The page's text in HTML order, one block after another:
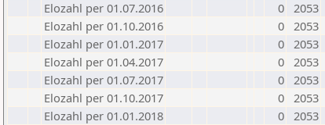
Elozahl per 01.07.2016
0 2053
Elozahl per 01.10.2016
0 2053
Elozahl per 01.01.2017
0 2053
Elozahl per 01.04.2017
0 2053
Elozahl per 01.07.2017
0 2053
Elozahl per 01.10.2017
0 2053
Elozahl per 01.01.2018
0 2053